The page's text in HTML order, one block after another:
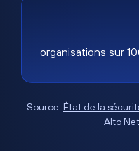
organisations sur
Source: État de la
Alto